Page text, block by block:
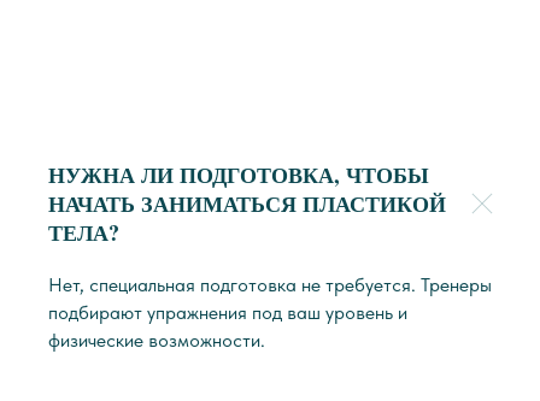
НУЖНА ЛИ ПОДГОТОВКА, ЧТОБЫ
НАЧАТЬ ЗАНИМАТЬСЯПЛАСТИКОЙ
ТЕЛА?
Нет, специальная подготовка не требуется. Тренеры
подбирают упражнения под ваш уровень и
физические возможности.